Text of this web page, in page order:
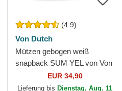
(4.9)
Von Dutch
Mützen gebogen weiß
snapback SUM YEL von Von
EUR 34,90
Lieferung bis Dienstag, Aug. 11